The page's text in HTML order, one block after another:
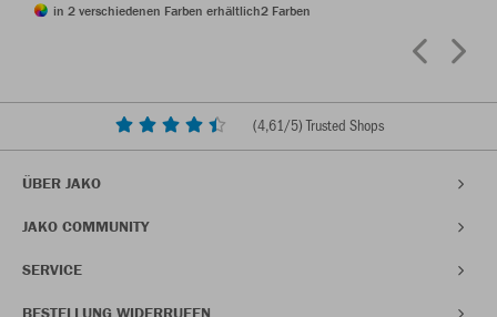
in 2 verschiedenen Farben erhältlich2 Farben
(4,61/5) Trusted Shops
ÜBER JAKO
JAKO COMMUNITY
SERVICE
BESTELLUNG WIDERRUFEN